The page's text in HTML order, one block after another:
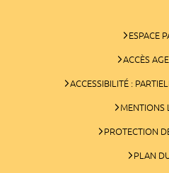
ESPACE
ACCÈS
ACCESSIBILITÉ :
MENTIONS
PROTECTION
PLAN